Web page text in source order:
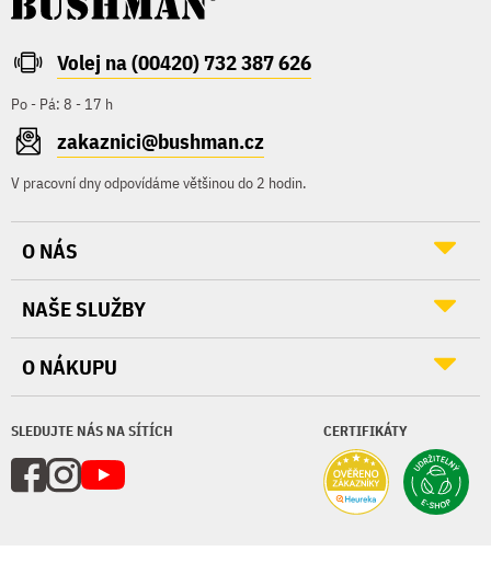
Volej na (00420) 732 387 626
Po - Pá: 8 - 17 h
zakaznici@bushman.cz
V pracovní dny odpovídáme většinou do 2 hodin.
SLEDUJTE NÁS NA SÍTÍCH CERTIFIKÁTY
O NÁS
NAŠE SLUŽBY
O NÁKUPU